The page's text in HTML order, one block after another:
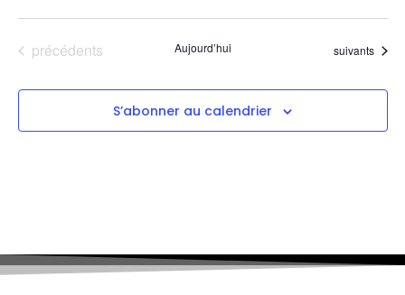
Évènements
précédents Aujourd’hui Évènements
suivants
S’abonner au calendrier